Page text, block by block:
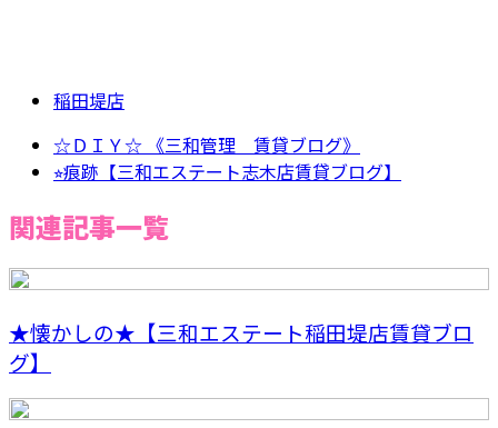
稲田堤店
☆ＤＩＹ☆ 《三和管理 賃貸ブログ》
⭐︎痕跡【三和エステート志木店賃貸ブログ】
関連記事一覧
★懐かしの★【三和エステート稲田堤店賃貸ブロ
グ】